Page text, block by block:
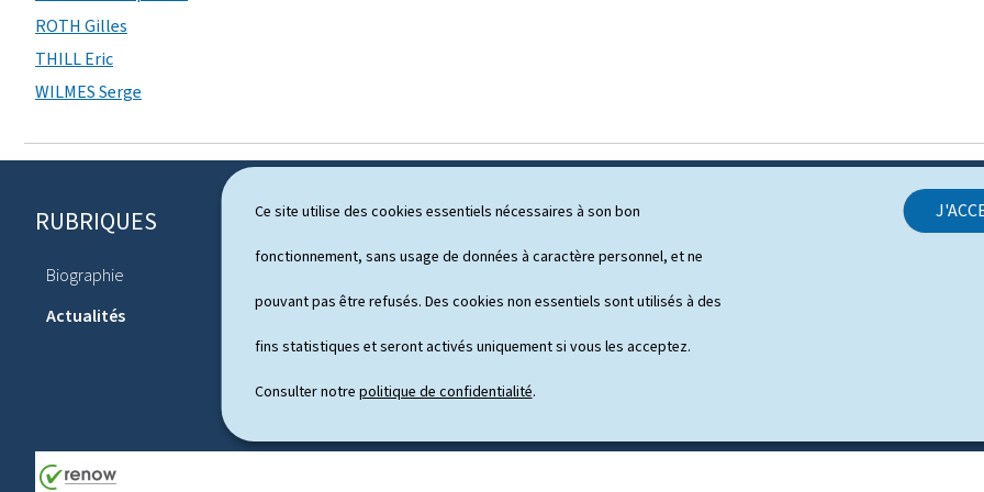
Ce site utilise des cookies essentiels nécessaires à son bon
fonctionnement, sans usage de données à caractère personnel, et ne
pouvant pas être refusés. Des cookies non essentiels sont utilisés à des
fins statistiques et seront activés uniquement si vous les acceptez.
Consulter notre politique de confidentialité.
ROTH Gilles
THILL Eric
WILMES Serge
P
p
RUBRIQUES
Biographie
Actualités